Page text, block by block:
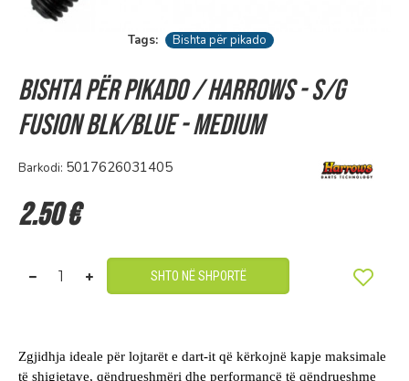
Tags: Bishta për pikado
Bishta për pikado / Harrows - S/G
FUSION BLK/BLUE - MEDIUM
Barkodi: 5017626031405
2.50 €
SHTO NË SHPORTË
Zgjidhja ideale për lojtarët e dart-it që kërkojnë kapje maksimale
të shigjetave, qëndrueshmëri dhe performancë të qëndrueshme